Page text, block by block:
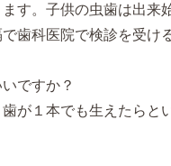
す。子供の虫歯は出来
歯科医院で検診を受け
ですか？
が１本でも生えたらと